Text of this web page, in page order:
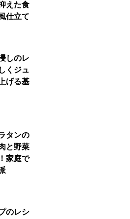
えた食
仕立て
しのレ
くジュ
げる基
タンの
と野菜
家庭で
のレシ